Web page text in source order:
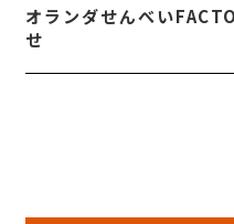
オランダせんべい
せ